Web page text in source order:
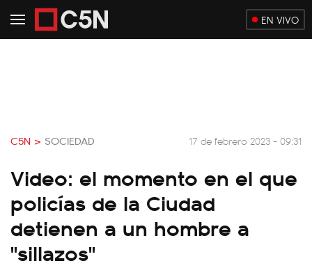
EN VIVO
C5N > SOCIEDAD 17 de febrero 2023 - 09:31
Video: el momento en el que
policías de la Ciudad
detienen a un hombre a
"sillazos"